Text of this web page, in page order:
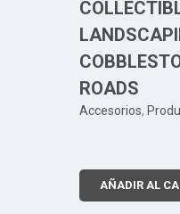
ROADS
Accesorios,
AÑADIR AL